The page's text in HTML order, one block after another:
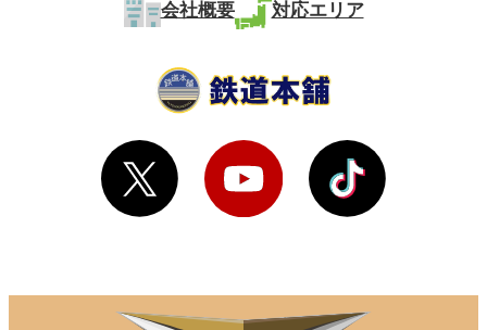
会社概要 対応エリア